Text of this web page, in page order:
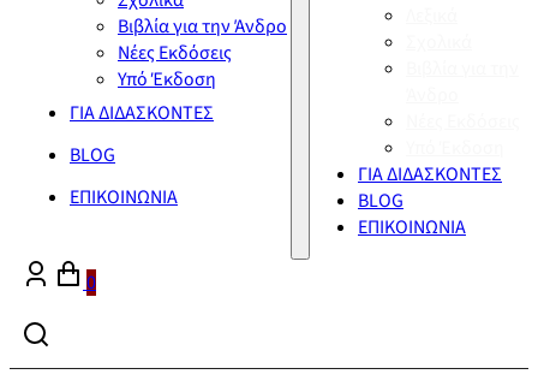
Βιβλία για την Άνδρο
Νέες Εκδόσεις
Υπό Έκδοση
ΓΙΑ ΔΙΔΑΣΚΟΝΤΕΣ
BLOG
ΕΠΙΚΟΙΝΩΝΙΑ
ΓΙΑ ΔΙΔΑΣΚΟΝΤΕΣ
BLOG
ΕΠΙΚΟΙΝΩΝΙΑ
0